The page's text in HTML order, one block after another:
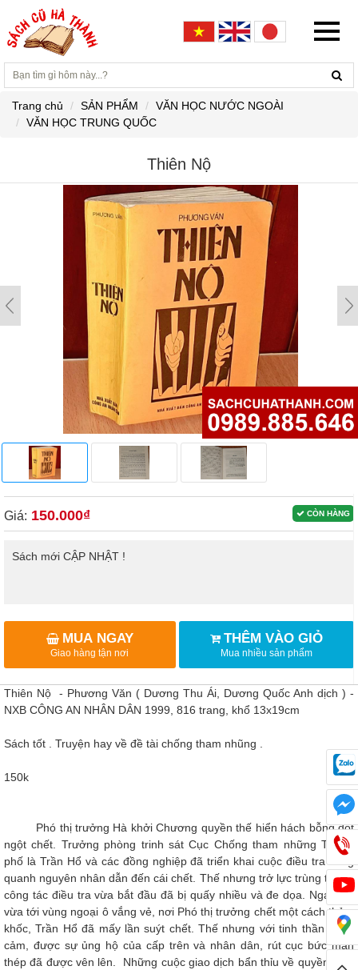
Trang chủ SẢN PHẨM
VĂN HỌC NƯỚC NGOÀI
VĂN HỌC TRUNG QUỐC
Thiên Nộ
CÒN HÀNG
Giá: 150.000₫
Sách mới CẬP NHẬT !
MUA NGAY
Giao hàng tận nơi
THÊM VÀO GIỎ
Mua nhiều sản phẩm
Thiên Nộ - Phương Văn ( Dương Thu Ái, Dương Quốc Anh dịch ) -
NXB CÔNG AN NHÂN DÂN 1999, 816 trang, khổ 13x19cm
Sách tốt . Truyện hay về đề tài chống tham nhũng .
150k
Phó thị trưởng Hà khởi Chương quyền thế hiển hách bỗng đột
ngột chết. Trưởng phòng trinh sát Cục Chống tham những Thành
phố là Trần Hổ và các đồng nghiệp đã triển khai cuộc điều tra xung
quanh nguyên nhân dẫn đến cái chết. Thế nhưng trở lực trùng trùng,
công tác điều tra vừa bắt đầu đã bị quấy nhiều và đe dọa. Ngay lúc
vừa tới vùng ngoại ô vắng vẻ, nơi Phó thị trưởng chết một cách thảm
khốc, Trần Hổ đã mấy lần suýt chết. Thế nhưng với tinh thần dũng
cảm, được sự ủng hộ của cấp trên và nhân dân, rút cục bức màn
thép đã được vên lên. Những cuộc giao dịch bẩn thỉu về quyền học,